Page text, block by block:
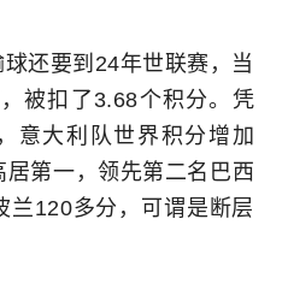
还要到24年世联赛，当
被扣了3.68个积分。凭
意大利队世界积分增加
第一，领先第二名巴西
兰120多分，可谓是断层